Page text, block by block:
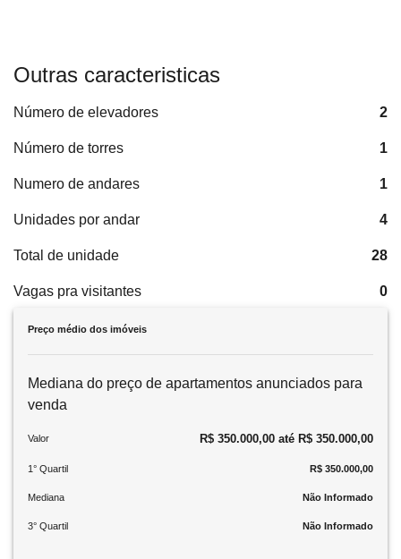
Outras caracteristicas
Número de elevadores 2
Número de torres 1
Numero de andares 1
Unidades por andar 4
Total de unidade 28
Vagas pra visitantes 0
Preço médio dos imóveis
Mediana do preço de apartamentos anunciados para
venda
Valor R$ 350.000,00 até R$ 350.000,00
1° Quartil R$ 350.000,00
Mediana Não Informado
3° Quartil Não Informado